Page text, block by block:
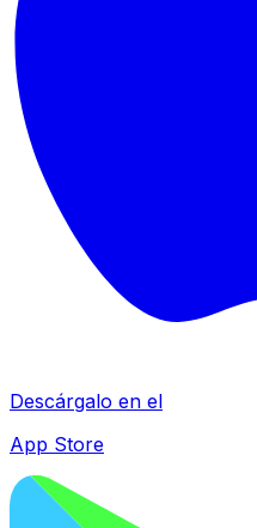
Descárgalo en el
App Store